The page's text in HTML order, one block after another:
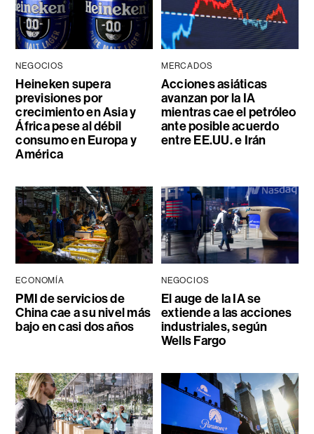
NEGOCIOS
Heineken supera
previsiones por
crecimiento en Asia y
África pese al débil
consumo en Europa y
América
MERCADOS
Acciones asiáticas
avanzan por la IA
mientras cae el petróleo
ante posible acuerdo
entre EE.UU. e Irán
ECONOMÍA
PMI de servicios de
China cae a su nivel más
bajo en casi dos años
NEGOCIOS
El auge de la IA se
extiende a las acciones
industriales, según
Wells Fargo